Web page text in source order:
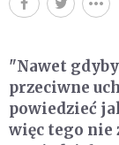
"Nawet
przeciwne
powiedzieć
więc tego